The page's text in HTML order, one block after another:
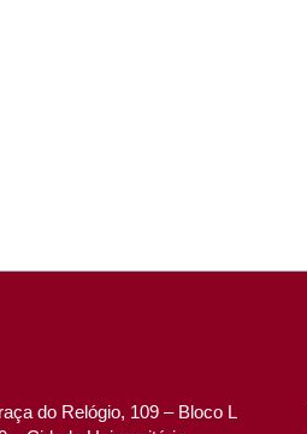
do Relógio, 109 – Bloco L